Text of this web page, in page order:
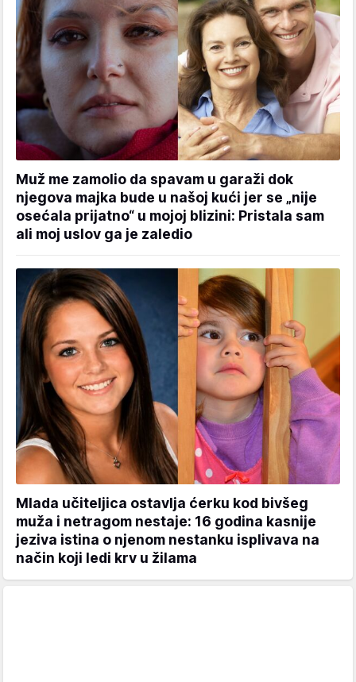
Muž me zamolio da spavam u garaži dok
njegova majka bude u našoj kući jer se „nije
osećala prijatno“ u mojoj blizini: Pristala sam
ali moj uslov ga je zaledio
Mlada učiteljica ostavlja ćerku kod bivšeg
muža i netragom nestaje: 16 godina kasnije
jeziva istina o njenom nestanku isplivava na
način koji ledi krv u žilama